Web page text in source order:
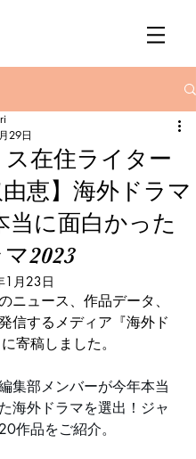
ス在住ライター
恵】海外ドラマ
当に面白かった
2023
29日
1月23日
ニュース、作品データ、
信するメディア『海外ド
寄稿しました。
集部メンバーが今年本当
海外ドラマを選出！ジャ
作品をご紹介。